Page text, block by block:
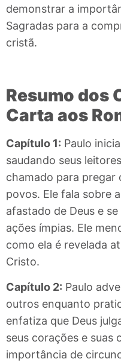
demonstrar a
Sagradas para a
cristã.
Resumo dos
Carta aos
Capítulo 1: Paulo
saudando seus
chamado para pregar
povos. Ele fala sobre
afastado de Deus e
ações ímpias. Ele
como ela é revelada
Cristo.
Capítulo 2: Paulo
outros enquanto
enfatiza que Deus
seus corações e suas
importância de